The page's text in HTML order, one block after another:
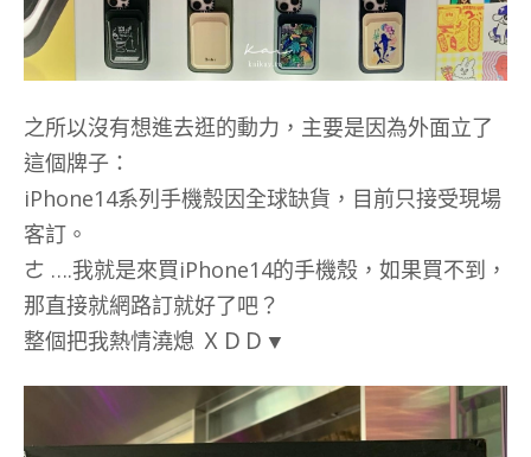
之所以沒有想進去逛的動力，主要是因為外面立了
這個牌子：
iPhone14系列手機殼因全球缺貨，目前只接受現場
客訂。
ㄜ ….我就是來買iPhone14的手機殼，如果買不到，
那直接就網路訂就好了吧？
整個把我熱情澆熄 ＸＤＤ▼